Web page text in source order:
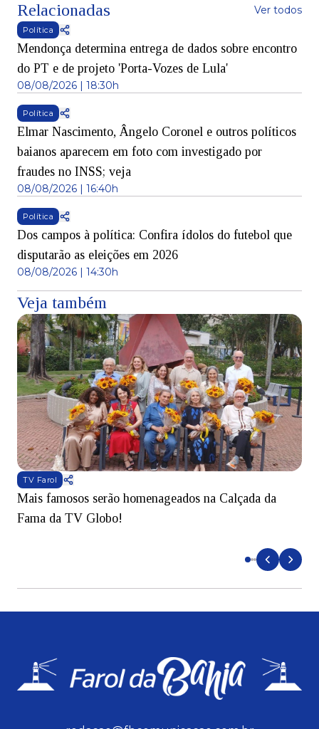
Relacionadas Ver todos
Política
Mendonça determina entrega de dados sobre encontro
do PT e de projeto 'Porta-Vozes de Lula'
08/08/2026 | 18:30h
Política
Elmar Nascimento, Ângelo Coronel e outros políticos
baianos aparecem em foto com investigado por
fraudes no INSS; veja
08/08/2026 | 16:40h
Política
Dos campos à política: Confira ídolos do futebol que
disputarão as eleições em 2026
08/08/2026 | 14:30h
Veja também
TV Farol
Mais famosos serão homenageados na Calçada da
Fama da TV Globo!